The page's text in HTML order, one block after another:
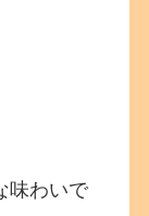
味わいで